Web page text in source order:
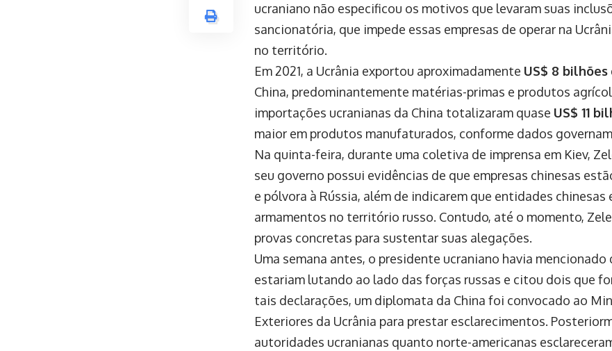
ucraniano não especificou os motivos que levaram suas
sancionatória, que impede essas empresas de operar na
no território.
Em 2021, a Ucrânia exportou aproximadamente US$ 8 bilhões
China, predominantemente matérias-primas e produtos
importações ucranianas da China totalizaram quase US$ 11
maior em produtos manufaturados, conforme dados
Na quinta-feira, durante uma coletiva de imprensa em Kiev,
seu governo possui evidências de que empresas chinesas
e pólvora à Rússia, além de indicarem que entidades
armamentos no território russo. Contudo, até o momento,
provas concretas para sustentar suas alegações.
Uma semana antes, o presidente ucraniano havia mencionado
estariam lutando ao lado das forças russas e citou dois que
tais declarações, um diplomata da China foi convocado ao
Exteriores da Ucrânia para prestar esclarecimentos.
autoridades ucranianas quanto norte-americanas